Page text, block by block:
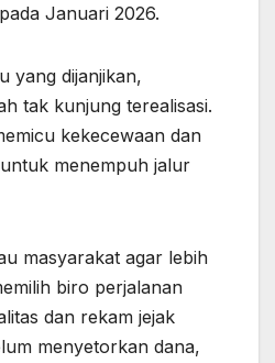
Januari 2026.
yang dijanjikan,
tak kunjung terealisasi.
kekecewaan dan
menempuh jalur
masyarakat agar lebih
biro perjalanan
dan rekam jejak
menyetorkan dana,